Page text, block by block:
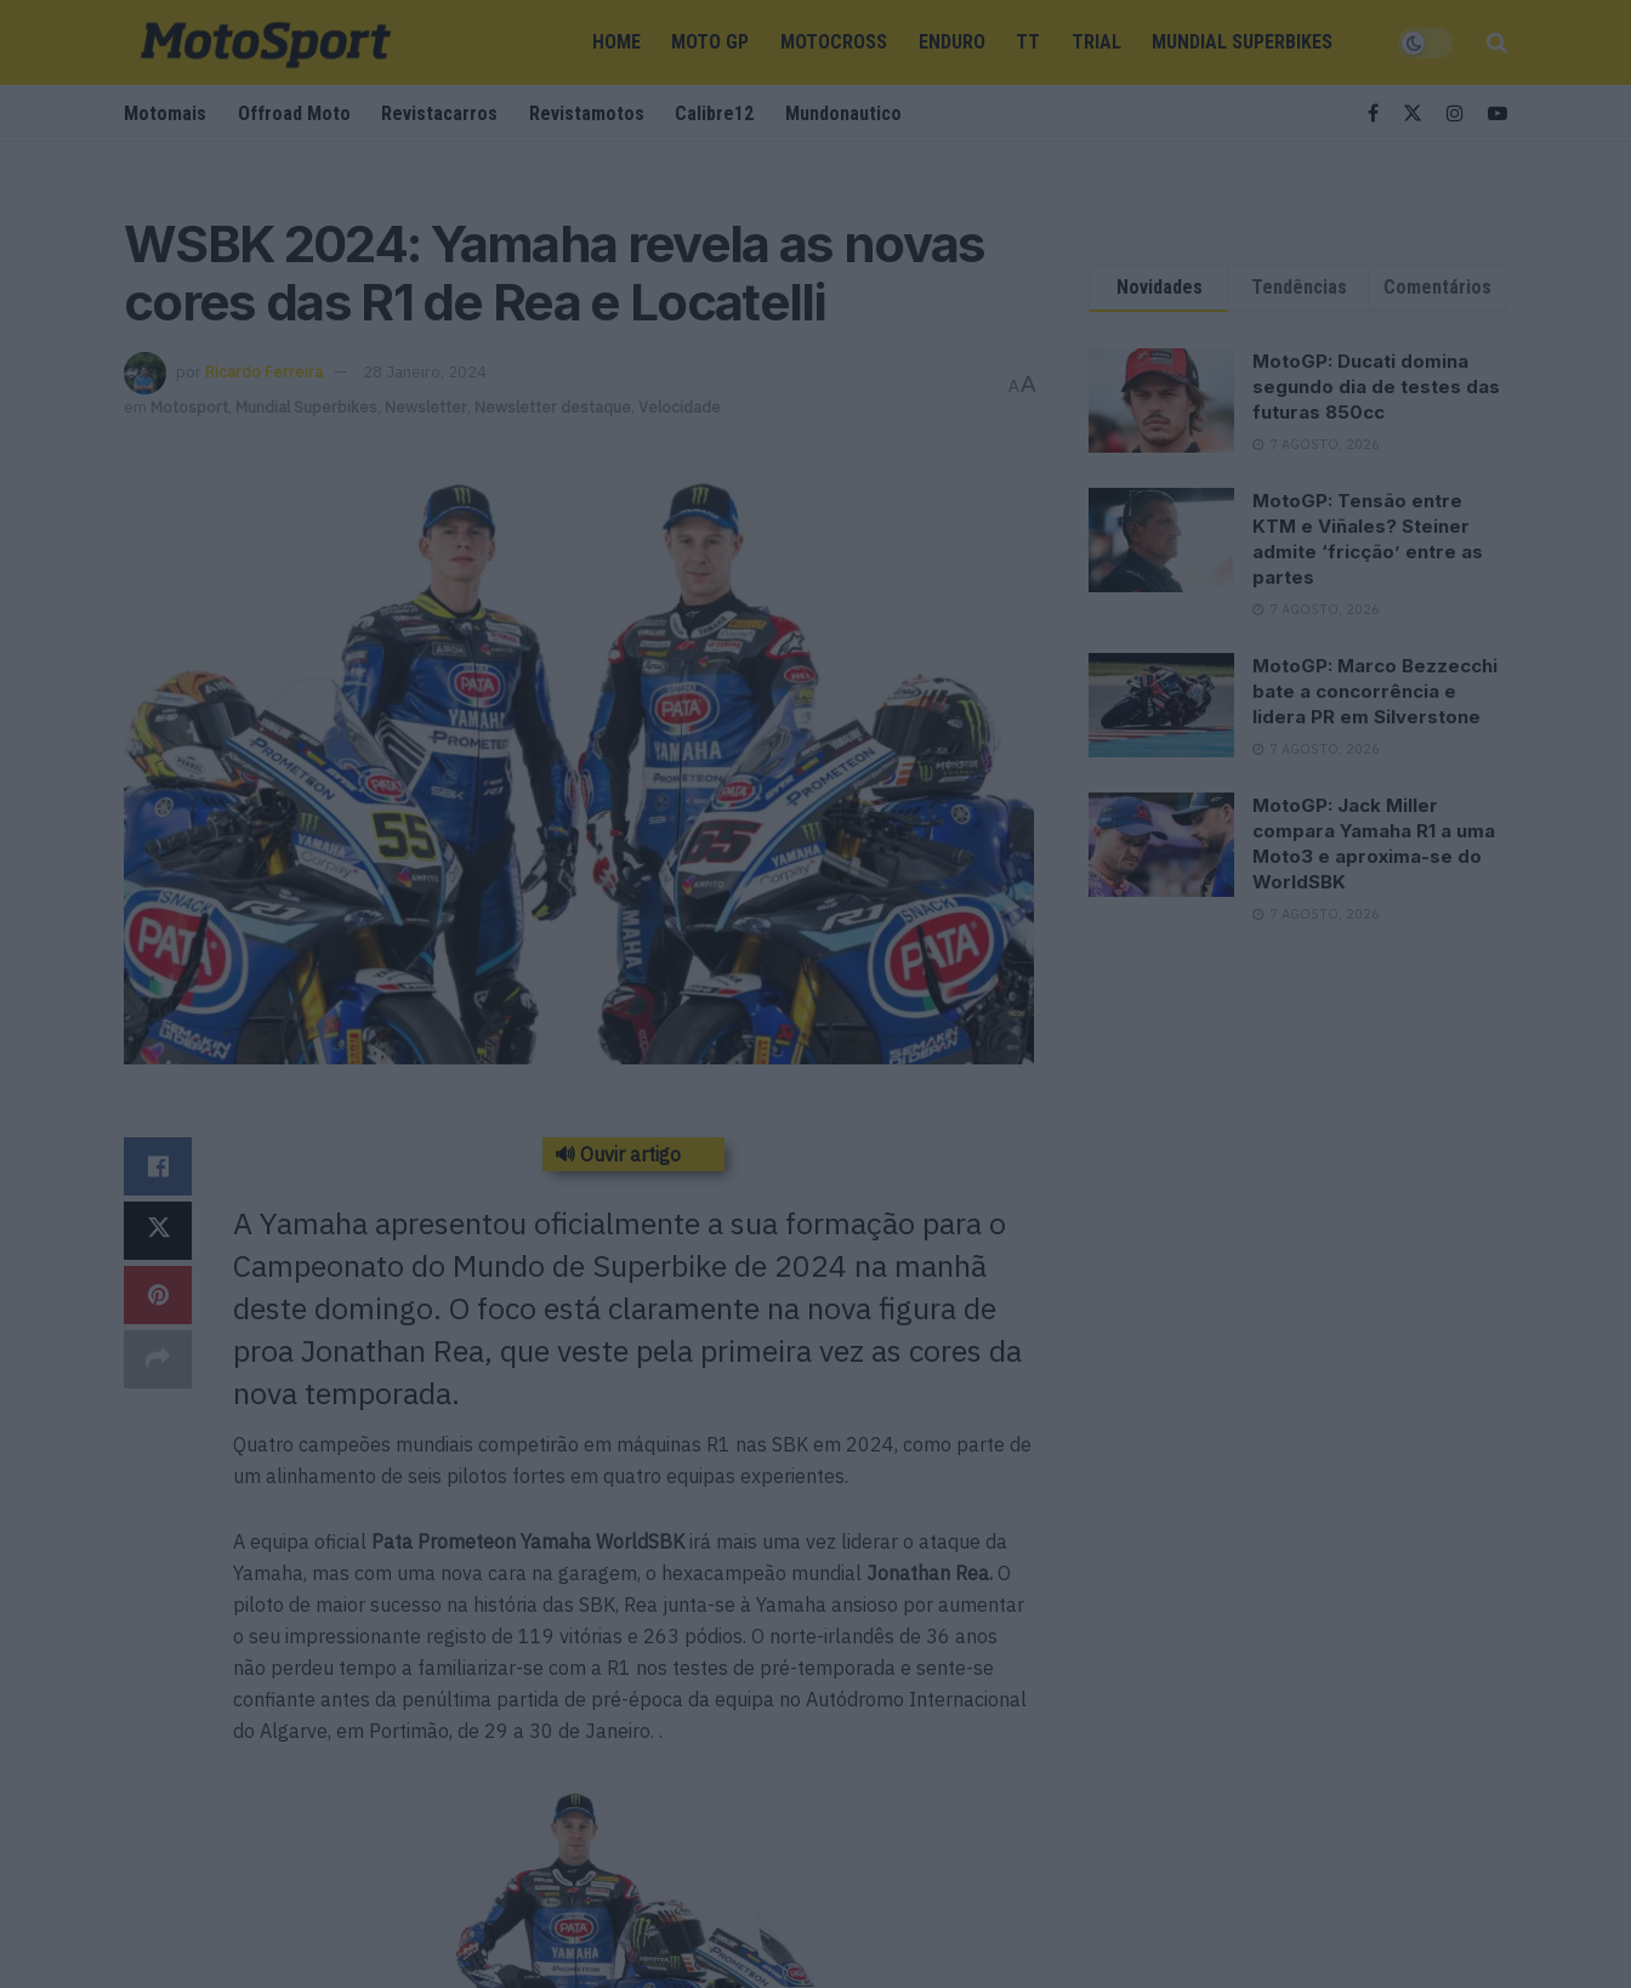
HOME MOTO GP MOTOCROSS ENDURO TT TRIAL MUNDIAL SUPERBIKES
Motomais Offroad Moto Revistacarros Revistamotos Calibre12 Mundonautico
WSBK 2024: Yamaha revela as novas
cores das R1 de Rea e Locatelli
por Ricardo Ferreira
28 Janeiro, 2024
em
Motosport Mundial Superbikes Newsletter Newsletter destaque Velocidade
AA
🔊 Ouvir artigo
A Yamaha apresentou oficialmente a sua formação para o
Campeonato do Mundo de Superbike de 2024 na manhã
deste domingo. O foco está claramente na nova figura de
proa Jonathan Rea, que veste pela primeira vez as cores da
nova temporada.
Quatro campeões mundiais competirão em máquinas R1 nas SBK em 2024, como parte de
um alinhamento de seis pilotos fortes em quatro equipas experientes.
A equipa oficial Pata Prometeon Yamaha WorldSBKirá mais uma vez liderar o ataque da
Yamaha, mas com uma nova cara na garagem, o hexacampeão mundial Jonathan Rea. O
piloto de maior sucesso na história das SBK, Rea junta-se à Yamaha ansioso por aumentar
o seu impressionante registo de 119 vitórias e 263 pódios. O norte-irlandês de 36 anos
não perdeu tempo a familiarizar-se com a R1 nos testes de pré-temporada e sente-se
confiante antes da penúltima partida de pré-época da equipa no Autódromo Internacional
do Algarve, em Portimão, de 29 a 30 de Janeiro. .
Novidades Tendências Comentários
MotoGP: Ducati domina
segundo dia de testes das
futuras 850cc
7 AGOSTO, 2026
MotoGP: Tensão entre
KTM e Viñales? Steiner
admite ‘fricção’ entre as
partes
7 AGOSTO, 2026
MotoGP: Marco Bezzecchi
bate a concorrência e
lidera PR em Silverstone
7 AGOSTO, 2026
MotoGP: Jack Miller
compara Yamaha R1 a uma
Moto3 e aproxima-se do
WorldSBK
7 AGOSTO, 2026